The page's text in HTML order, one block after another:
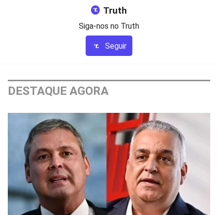
Truth
Siga-nos no Truth
Seguir
DESTAQUE AGORA